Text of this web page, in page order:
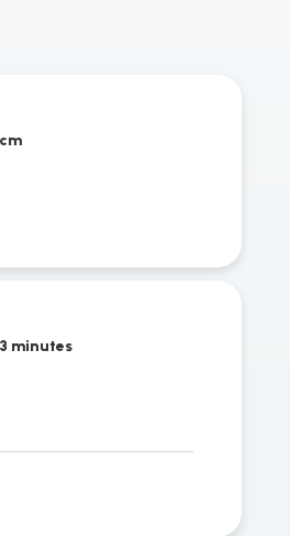
minutes